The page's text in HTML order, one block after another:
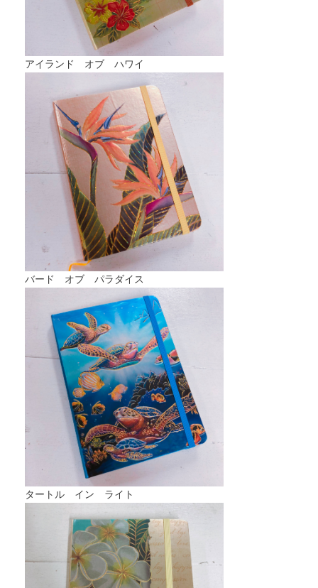
アイランド オブ ハワイ
バード オブ パラダイス
タートル イン ライト